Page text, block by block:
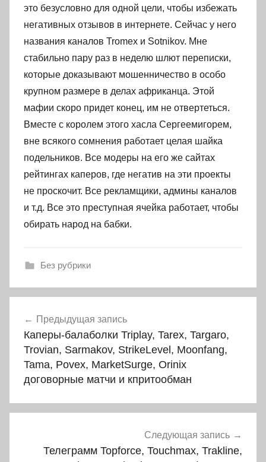
это безусловно для одной цели, чтобы избежать
негативных отзывов в интернете. Сейчас у него
названия каналов Tromex и Sotnikov. Мне
стабильно пару раз в неделю шлют переписки,
которые доказывают мошенничество в особо
крупном размере в делах африканца. Этой
мафии скоро придет конец, им не отвертеться.
Вместе с королем этого хасла Сергеемигорем,
вне всякого сомнения работает целая шайка
подельников. Все модеры на его же сайтах
рейтингах каперов, где негатив на эти проекты
не проскочит. Все рекламщики, админы каналов
и т.д. Все это преступная ячейка работает, чтобы
обирать народ на бабки.
Без рубрики
по
записям
Предыдущая запись
Каперы-балаболки Triplay, Tarex, Targaro,
Trovian, Sarmakov, StrikeLevel, Moonfang,
Tama, Povex, MarketSurge, Orinix
договорные матчи и кпритообман
Следующая запись
Телеграмм Topforce, Touchmax, Trakline,